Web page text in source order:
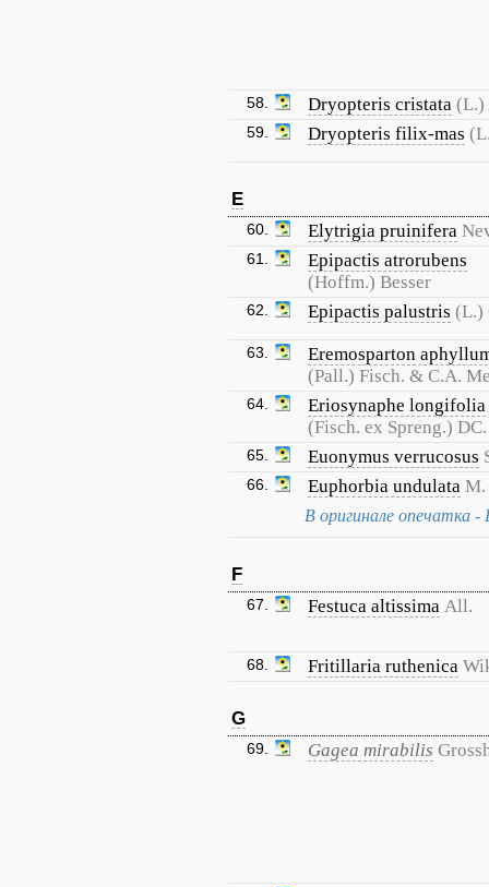
58. Dryopteris cristata (L.)
59. Dryopteris filix-mas
E
60. Elytrigia pruinifera
61.
Epipactis atrorubens
(Hoffm.) Besser
62. Epipactis palustris (L.)
63.
Eremosparton
(Pall.) Fisch. & C.A.
64.
Eriosynaphe longifolia
(Fisch. ex Spreng.) DC.
65. Euonymus verrucosus
66. Euphorbia undulata M.
В оригинале опечатка -
F
67. Festuca altissima All.
68. Fritillaria ruthenica
G
69. Gagea mirabilis